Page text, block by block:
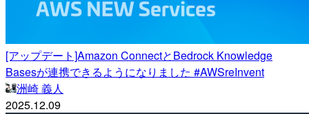
[アップデート]Amazon ConnectとBedrock Knowledge
Basesが連携できるようになりました #AWSreInvent
洲崎 義人
2025.12.09